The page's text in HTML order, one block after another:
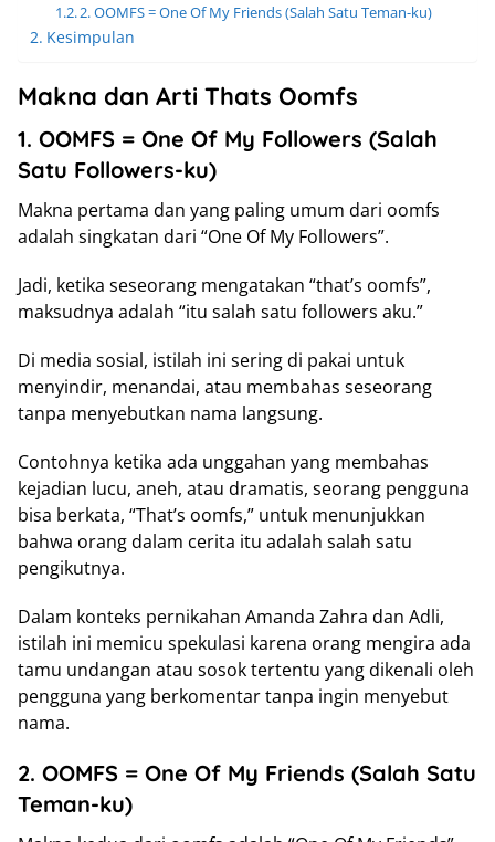
2. OOMFS = One Of My Friends (Salah Satu Teman-ku)
Kesimpulan
Makna dan Arti Thats Oomfs
1. OOMFS = One Of My Followers (Salah
Satu Followers-ku)
Makna pertama dan yang paling umum dari oomfs
adalah singkatan dari “One Of My Followers”.
Jadi, ketika seseorang mengatakan “that’s oomfs”,
maksudnya adalah “itu salah satu followers aku.”
Di media sosial, istilah ini sering di pakai untuk
menyindir, menandai, atau membahas seseorang
tanpa menyebutkan nama langsung.
Contohnya ketika ada unggahan yang membahas
kejadian lucu, aneh, atau dramatis, seorang pengguna
bisa berkata, “That’s oomfs,” untuk menunjukkan
bahwa orang dalam cerita itu adalah salah satu
pengikutnya.
Dalam konteks pernikahan Amanda Zahra dan Adli,
istilah ini memicu spekulasi karena orang mengira ada
tamu undangan atau sosok tertentu yang dikenali oleh
pengguna yang berkomentar tanpa ingin menyebut
nama.
2. OOMFS = One Of My Friends (Salah Satu
Teman-ku)